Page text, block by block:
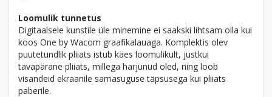
Loomulik tunnetus
Digitaalsele kunstile üle minemine ei saakski lihtsam olla kui
koos One by Wacom graafikalauaga. Komplektis olev
puutetundlik pliiats istub käes loomulikult, justkui
tavapärane pliiats, millega harjunud oled, ning loob
visandeid ekraanile samasuguse täpsusega kui pliiats
paberile.